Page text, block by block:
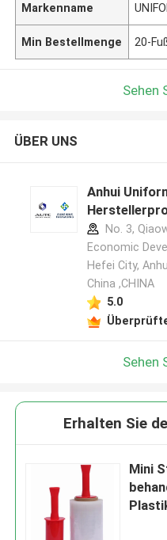
Markenname
Min Bestellmenge 20-
Sehen
ÜBER UNS
Anhui
No. 3,
Economic
Hefei City,
China ,CHINA
5.0
Sehen
Erhalten Sie
Mini